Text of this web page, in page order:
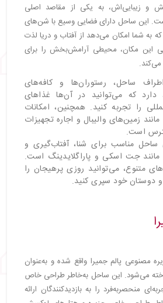
و زیبایی‌اش، به یکی از مقاصد اصلی
این ساحل دارای فضایی وسیع با شن‌های
به شما امکان می‌دهد از آفتاب و دریا لذت
این مکان، محیطی آرامش‌بخش را برای
ساحل، رستوران‌ها و کافه‌های
که می‌توانید در آن‌ها غذاهای
را تجربه کنید. همچنین، امکانات
زمین‌های والیبال و اجاره تجهیزات
است.
ساحل مناسب برای شنا، آفتاب‌گیری و
جت اسکی و پاراگلایدینگ است.
متنوع، می‌توانید روزی پرهیجان را
و دوستان خود سپری کنید.
مصنوعی پالم جمیرا واقع شده و به‌عنوان
می‌شود. این ساحل به‌خاطر طراحی خاص
منحصربه‌فرد را به بازدیدکنندگان ارائه